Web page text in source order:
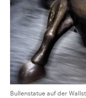
Bullenstatue auf der